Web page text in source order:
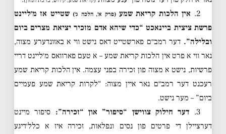
2. אין הלכות קריאת שמע(פרק א׳, הלכה ג׳) שטייט אז מ׳ליינט
פרשת ציצית ביינאכט “כדי שיהא אדם מזכיר יציאת מצרים ביום
ובלילה”. דער רמב״ם פארשטייט דאס נישט ווי א באזונדערע מצוה,
נאר ווי א פרט אין הלכות קריאת שמע – א טעם פארוואס מ׳ליינט דריי
פרשיות, נישט א מצוה פון זכירה בפני עצמה. אין הלכות קריאת שמע
רעכנט דער רמב״ם נאר איין מצוה: “לקרות קריאת שמע פעמיים
ביום” – מער נישט.
3.
דער חילוק צווישן “סיפור” און “זכירה”: סיפור מיינט
דערציילן די פרטים פון נסים ונפלאות, זכירה איז א כלל׳דיגע